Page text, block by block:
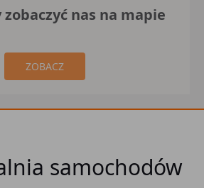
nas na mapie
ZOBACZ
samochodów